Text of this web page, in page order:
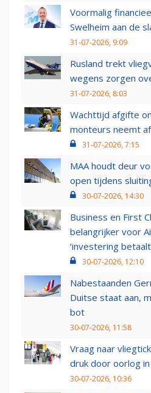
Voormalig
Swelheim aan de
31-07-2026, 9:09
Rusland trekt
wegens zorgen
31-07-2026, 8:03
Wachttijd afgifte
monteurs neemt
31-07-2026, 7:15
MAA houdt deur
open tijdens
30-07-2026, 14:30
Business en First
belangrijker voor
‘investering betaalt
30-07-2026, 12:10
Nabestaanden
Duitse staat aan,
bot
30-07-2026, 11:58
Vraag naar
druk door oorlog
30-07-2026, 10:36